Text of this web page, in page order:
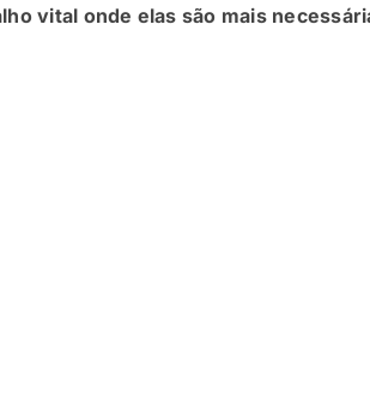
vital onde elas são mais